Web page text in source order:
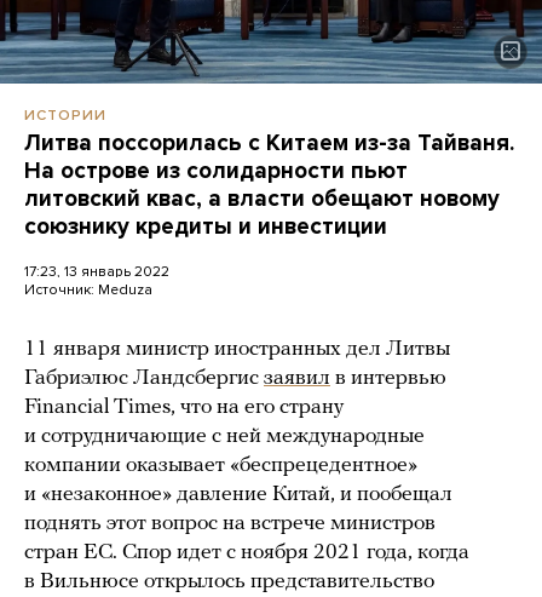
ИСТОРИИ
Литва поссорилась с Китаем из-за Тайваня.
На острове из солидарности пьют
литовский квас, а власти обещают новому
союзнику кредиты и инвестиции
17:23, 13 январь 2022
Источник: Meduza
11 января министр иностранных дел Литвы
Габриэлюс Ландсбергис заявил в интервью
Financial Times, что на его страну
и сотрудничающие с ней международные
компании оказывает «беспрецедентное»
и «незаконное» давление Китай, и пообещал
поднять этот вопрос на встрече министров
стран ЕС. Спор идет с ноября 2021 года, когда
в Вильнюсе открылось представительство